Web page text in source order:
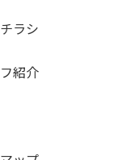
ラシ
紹介